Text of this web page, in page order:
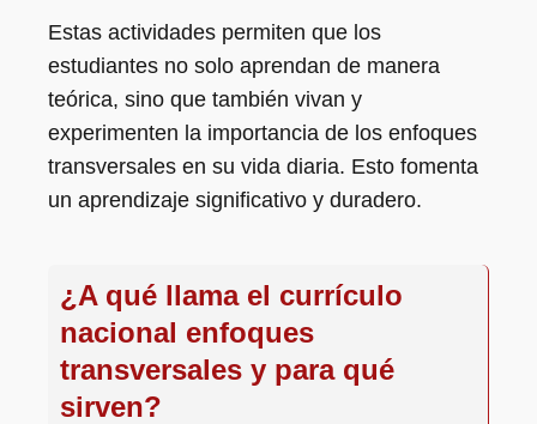
Estas actividades permiten que los
estudiantes no solo aprendan de manera
teórica, sino que también vivan y
experimenten la importancia de los enfoques
transversales en su vida diaria. Esto fomenta
un aprendizaje significativo y duradero.
¿A qué llama el currículo
nacional enfoques
transversales y para qué
sirven?